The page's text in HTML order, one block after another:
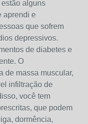
alguns
aprendi e
que sofrem
depressivos.
de diabetes e
O
de massa muscular,
infiltração de
você tem
que podem
dormência,